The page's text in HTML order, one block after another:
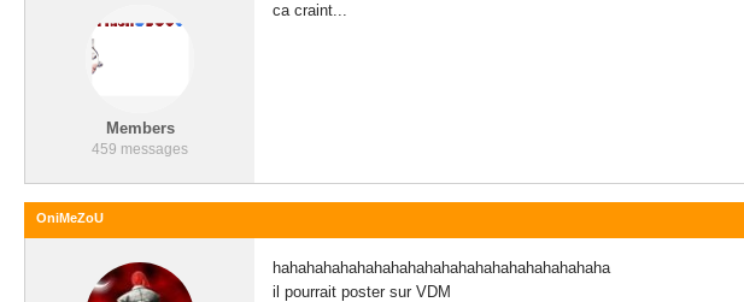
Members
459 messages
ca craint...
OniMeZoU
hahahahahahahahahahahahahahahahahahahaha
il pourrait poster sur VDM